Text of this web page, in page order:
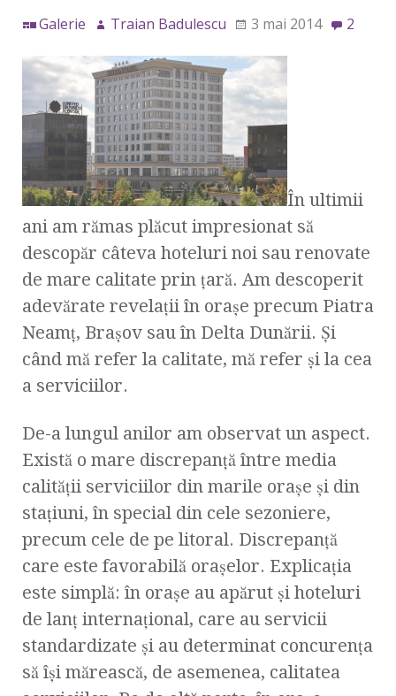
Galerie Traian Badulescu 3 mai 2014 2
În ultimii
ani am rămas plăcut impresionat să
descopăr câteva hoteluri noi sau renovate
de mare calitate prin ţară. Am descoperit
adevărate revelaţii în oraşe precum Piatra
Neamţ, Braşov sau în Delta Dunării. Şi
când mă refer la calitate, mă refer şi la cea
a serviciilor.
De-a lungul anilor am observat un aspect.
Există o mare discrepanţă între media
calităţii serviciilor din marile oraşe şi din
staţiuni, în special din cele sezoniere,
precum cele de pe litoral. Discrepanţă
care este favorabilă oraşelor. Explicaţia
este simplă: în oraşe au apărut şi hoteluri
de lanţ internaţional, care au servicii
standardizate şi au determinat concurenţa
să îşi mărească, de asemenea, calitatea